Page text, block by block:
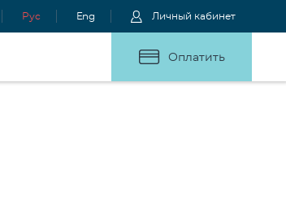
Рус Eng Личный кабинет
Оплатить